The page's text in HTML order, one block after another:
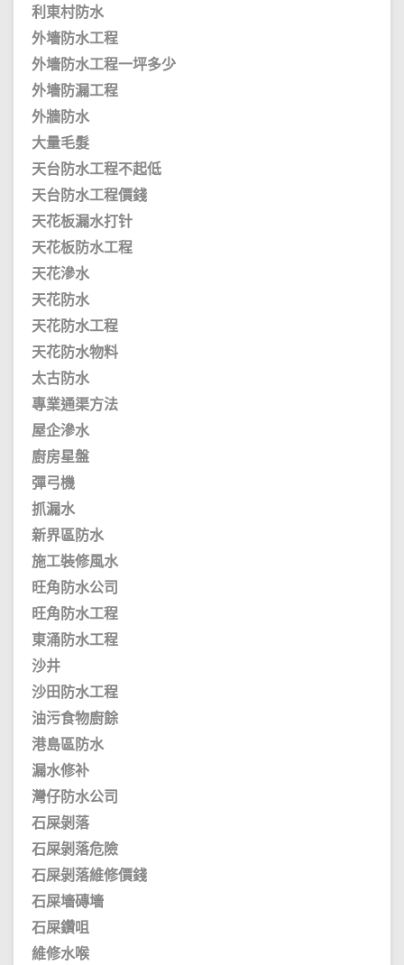
利東村防水
外墻防水工程
外墻防水工程一坪多少
外墻防漏工程
外牆防水
大量毛髮
天台防水工程不起低
天台防水工程價錢
天花板漏水打针
天花板防水工程
天花滲水
天花防水
天花防水工程
天花防水物料
太古防水
專業通渠方法
屋企滲水
廚房星盤
彈弓機
抓漏水
新界區防水
施工裝修風水
旺角防水公司
旺角防水工程
東涌防水工程
沙井
沙田防水工程
油污食物廚餘
港島區防水
漏水修补
灣仔防水公司
石屎剝落
石屎剝落危險
石屎剝落維修價錢
石屎墻磚墻
石屎鑽咀
維修水喉